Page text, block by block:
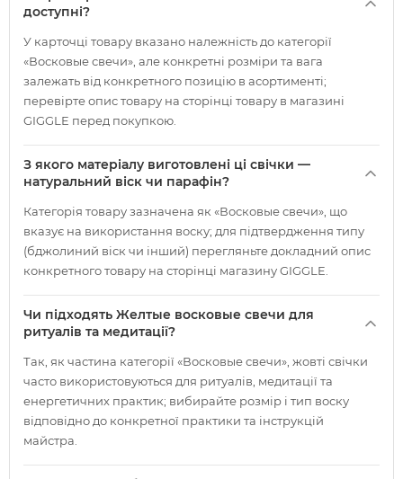
доступні?
У карточці товару вказано належність до категорії
«Восковые свечи», але конкретні розміри та вага
залежать від конкретного позицію в асортименті;
перевірте опис товару на сторінці товару в магазині
GIGGLE перед покупкою.
З якого матеріалу виготовлені ці свічки —
натуральний віск чи парафін?
Категорія товару зазначена як «Восковые свечи», що
вказує на використання воску; для підтвердження типу
(бджолиний віск чи інший) перегляньте докладний опис
конкретного товару на сторінці магазину GIGGLE.
Чи підходять Желтые восковые свечи для
ритуалів та медитації?
Так, як частина категорії «Восковые свечи», жовті свічки
часто використовуються для ритуалів, медитації та
енергетичних практик; вибирайте розмір і тип воску
відповідно до конкретної практики та інструкцій
майстра.